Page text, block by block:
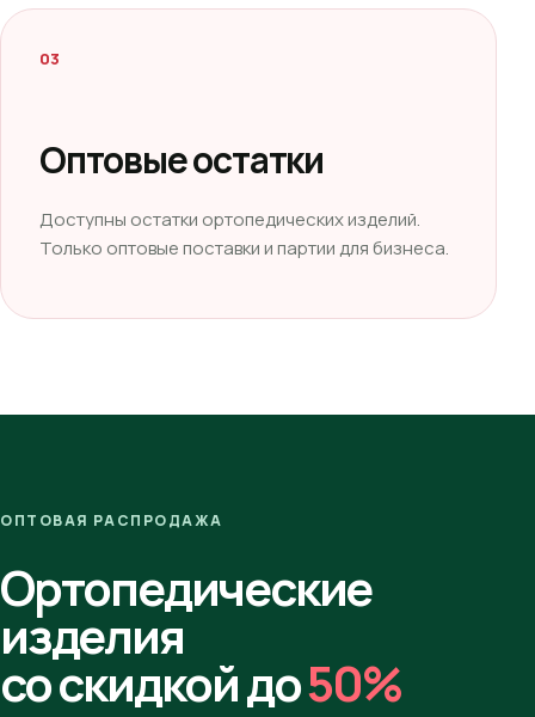
03
Оптовые остатки
Доступны остатки ортопедических изделий.
Только оптовые поставки и партии для бизнеса.
ОПТОВАЯ РАСПРОДАЖА
Ортопедические
изделия
со скидкой до50%